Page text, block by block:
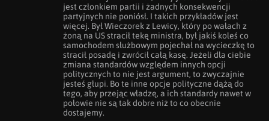
jest członkiem partii i żadnych konsekwencji
partyjnych nie poniósł. I takich przykładów jest
więcej. Był Wieczorek z Lewicy, który po wałach z
żoną na US stracił tekę ministra, był jakiś koleś co
samochodem służbowym pojechał na wycieczkę to
stracił posadę i zwrócił całą kasę. Jeżeli dla ciebie
zmiana standardów względem innych opcji
politycznych to nie jest argument, to zwyczajnie
jesteś głupi. Bo te inne opcje polityczne dążą do
tego, aby przejąc władzę, a ich standardy nawet w
połowie nie są tak dobre niż to co obecnie
dostajemy.